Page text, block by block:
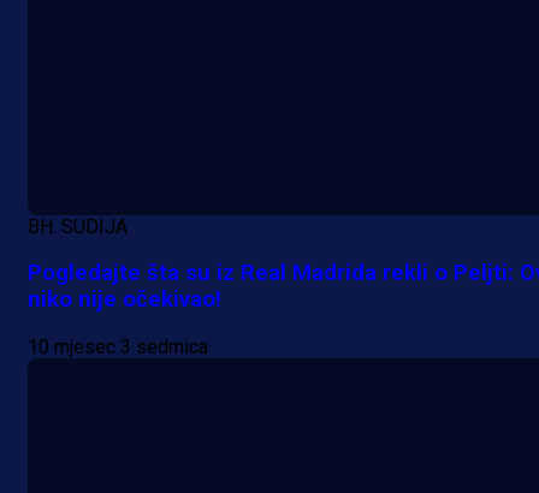
BH. SUDIJA
Pogledajte šta su iz Real Madrida rekli o Peljti:
niko nije očekivao!
10 mjesec 3 sedmica